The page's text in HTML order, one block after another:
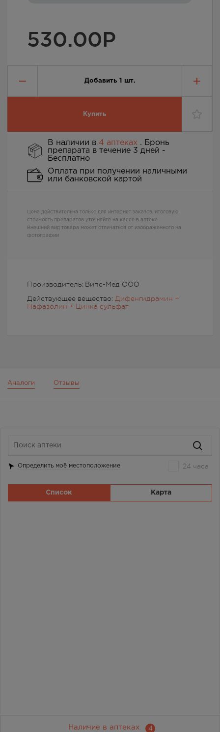
530.00Р
Добавить 1 шт.
Купить
Производитель: Випс-Мед ООО
Действующее вещество: Дифенгидрамин +
Нафазолин + Цинка сульфат
В наличии в 4 аптеках . Бронь
препарата в течение 3 дней -
Бесплатно
Оплата при получении наличными
или банковской картой
Цена действительна только для интернет заказов, итоговую
стоимость препаратов уточняйте на кассе в аптеке
Внешний вид товара может отличаться от изображенного на
фотографии
Аналоги Отзывы
Наличие в аптеках 4
Определить моё местоположение 24 часа
Список Карта